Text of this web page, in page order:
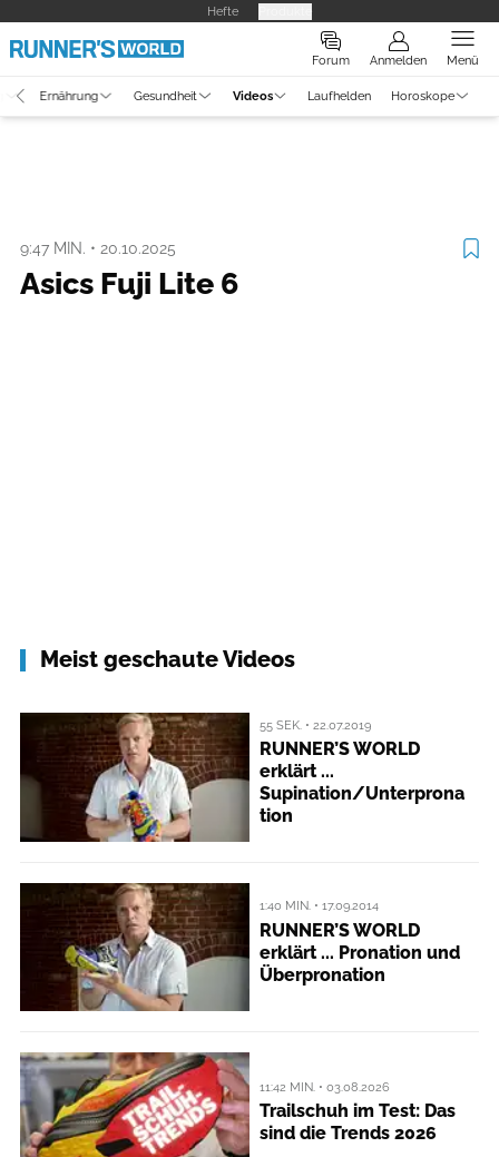
Hefte
Forum Anmelden Menü
Ernährung Gesundheit Videos Laufhelden Horoskope
9:47 MIN. • 20.10.2025
Asics Fuji Lite 6
Meist geschaute Videos
55 SEK. • 22.07.2019
RUNNER’S WORLD
erklärt ...
Supination/Unterprona
tion
1:40 MIN. • 17.09.2014
RUNNER’S WORLD
erklärt ... Pronation und
Überpronation
11:42 MIN. • 03.08.2026
Trailschuh im Test: Das
sind die Trends 2026